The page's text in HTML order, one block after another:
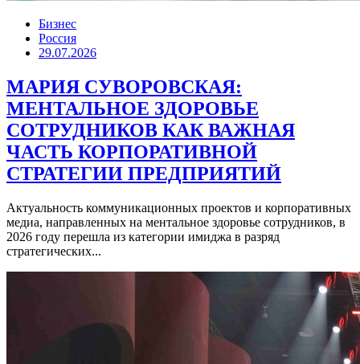
Бизнес
Россия
29.07.2026
МАРИЯ СУВОРОВСКАЯ:
МЕНТАЛЬНОЕ ЗДОРОВЬЕ
СОТРУДНИКОВ КАК ВАЖНАЯ
ЧАСТЬ КОРПОРАТИВНОЙ
СТРАТЕГИИ ПРЕДПРИЯТИЙ
Актуальность коммуникационных проектов и корпоративных
медиа, направленных на ментальное здоровье сотрудников, в
2026 году перешла из категории имиджа в разряд
стратегических...